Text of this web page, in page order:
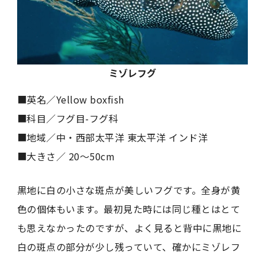
ミゾレフグ
■英名／Yellow boxfish
■科目／フグ目-フグ科
■地域／中・西部太平洋 東太平洋 インド洋
■大きさ／ 20〜50cm
黒地に白の小さな斑点が美しいフグです。全身が黄
色の個体もいます。最初見た時には同じ種とはとて
も思えなかったのですが、よく見ると背中に黒地に
白の斑点の部分が少し残っていて、確かにミゾレフ